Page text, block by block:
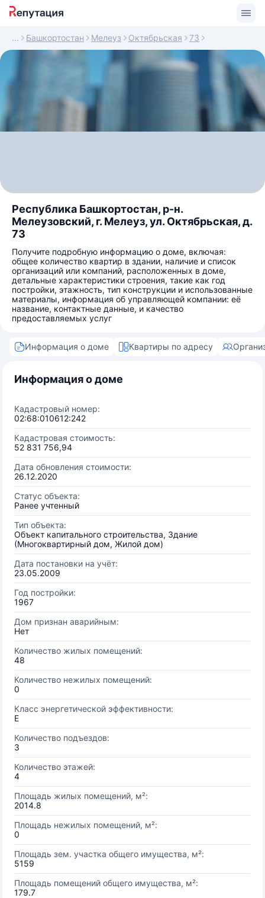
Башкортостан Мелеуз Октябрьская 73
Республика Башкортостан, р-н.
Мелеузовский, г. Мелеуз, ул. Октябрьская, д.
73
Получите подробную информацию о доме, включая:
общее количество квартир в здании, наличие и список
организаций или компаний, расположенных в доме,
детальные характеристики строения, такие как год
постройки, этажность, тип конструкции и использованные
материалы, информация об управляющей компании: её
название, контактные данные, и качество
предоставляемых услуг
Информация о доме Квартиры по адресу
Информация о доме
Кадастровый номер:
02:68:010612:242
Кадастровая стоимость:
52 831 756,94
Дата обновления стоимости:
26.12.2020
Статус объекта:
Ранее учтенный
Тип объекта:
Объект капитального строительства, Здание
(Многоквартирный дом, Жилой дом)
Дата постановки на учёт:
23.05.2009
Год постройки:
1967
Дом признан аварийным:
Нет
Количество жилых помещений:
48
Количество нежилых помещений:
0
Класс энергетической эффективности:
E
Количество подъездов:
3
Количество этажей:
4
Площадь жилых помещений, м²:
2014.8
Площадь нежилых помещений, м²:
0
Площадь зем. участка общего имущества, м²:
5159
Площадь помещений общего имущества, м²:
179.7